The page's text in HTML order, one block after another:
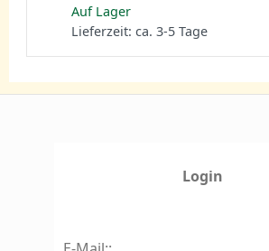
Auf Lager
Lieferzeit: ca. 3-5 Tage
Login